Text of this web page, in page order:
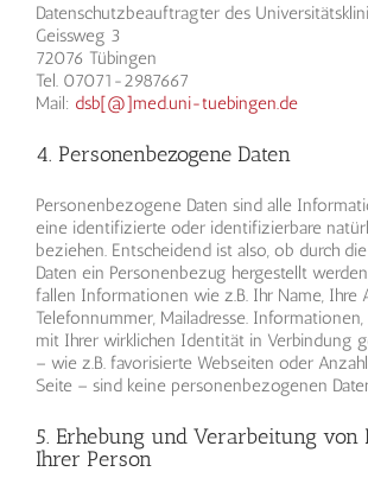
Datenschutzbeauftragter des
Geissweg 3
72076 Tübingen
Tel. 07071-2987667
Mail: dsb[@]med.uni-tuebingen.de
4. Personenbezogene Daten
Personenbezogene Daten sind alle
eine identifizierte oder identifizierbare
beziehen. Entscheidend ist also, ob durch
Daten ein Personenbezug hergestellt
fallen Informationen wie z.B. Ihr Name, Ihre
Telefonnummer, Mailadresse.
mit Ihrer wirklichen Identität in Verbindung
– wie z.B. favorisierte Webseiten oder
Seite – sind keine personenbezogenen
5. Erhebung und Verarbeitung von
Ihrer Person